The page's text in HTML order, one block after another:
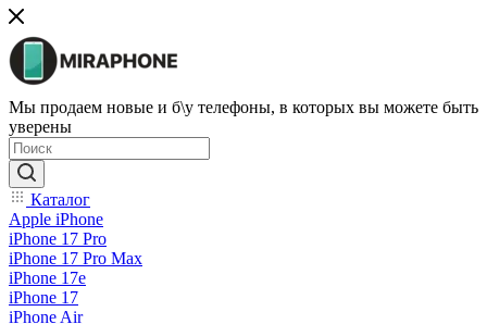
Мы продаем новые и б\у телефоны, в которых вы можете быть
уверены
Каталог
Apple iPhone
iPhone 17 Pro
iPhone 17 Pro Max
iPhone 17e
iPhone 17
iPhone Air